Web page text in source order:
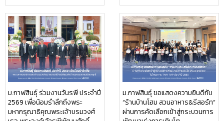
ม.กาฬสินธุ์ ร่วมงานวันรพี ประจำปี
2569 เพื่อน้อมรำลึกถึงพระ
มหากรุณาธิคุณพระเจ้าบรมวงศ์
ม.กาฬสินธุ์ ขอแสดงความยินดีกับ
“ร้านบ้านโฮม สวนอาหาร&รีสอร์ท”
ผ่านการคัดเลือกเข้าสู่กระบวนการ